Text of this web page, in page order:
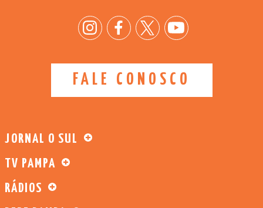
FALE CONOSCO
JORNAL O SUL
TV PAMPA
RÁDIOS